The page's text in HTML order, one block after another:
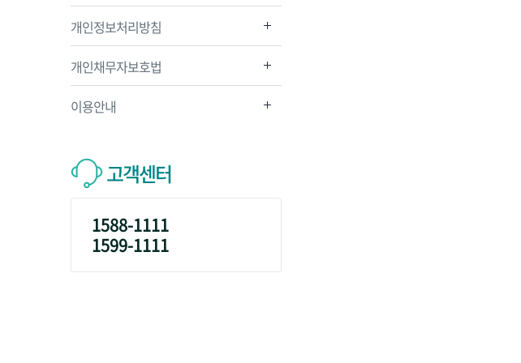
개인정보처리방침
개인채무자보호법
이용안내
고객센터
1588-1111
1599-1111